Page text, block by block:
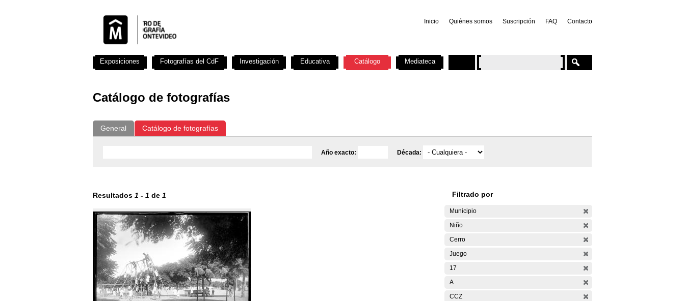
Inicio Quiénes somos Suscripción FAQ Contacto
Catálogo de fotografías
General Catálogo de fotografías
Año exacto: Década:
Resultados 1 - 1 de 1 Filtrado por
Municipio
Niño
Cerro
Juego
17
A
CCZ
Exposiciones Fotografías del CdF Investigación Educativa Catálogo Mediateca